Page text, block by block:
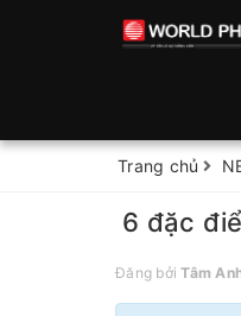
Trang chủ
6 đặc
Đăng bởiTâm